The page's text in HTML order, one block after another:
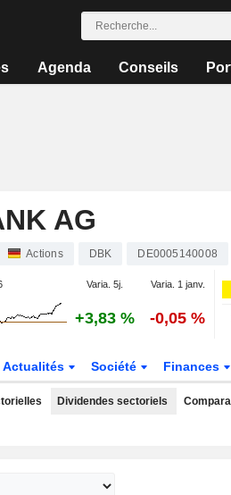
Agenda Conseils
AG
Actions DBK DE0005140008
Varia. 5j. Varia. 1 janv.
+3,83 % -0,05 %
Actualités Société Finances
Dividendes sectoriels